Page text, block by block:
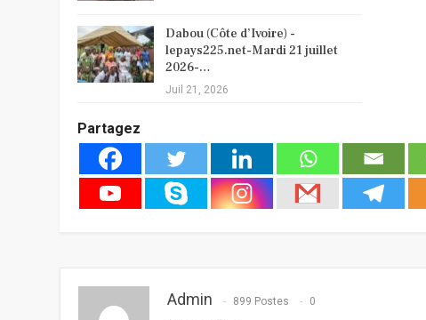
Dabou (Côte d’Ivoire) -
lepays225.net-Mardi 21 juillet
2026-…
Juil 21, 2026
Partagez
Admin 899 Postes 0